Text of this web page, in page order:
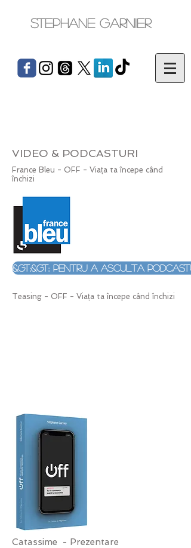
Stephane Garnier
VIDEO & PODCASTURI
France Bleu - OFF - Viața ta începe când
închizi
&gt;&gt; Pentru a asculta
Teasing - OFF - Viața ta începe când închizi
Catassime - Prezentare